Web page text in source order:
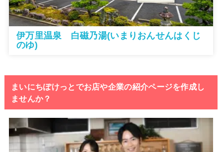
伊万里温泉 白磁乃湯(いまりおんせんはくじ
のゆ)
まいにちぽけっとでお店や企業の紹介ページを作成し
ませんか？